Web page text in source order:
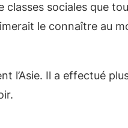
classes sociales que
le connaître au
l’Asie. Il a effectué